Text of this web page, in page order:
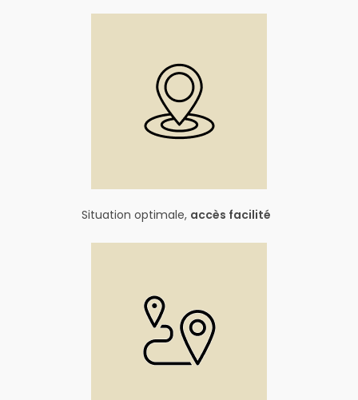
Situation optimale, accès facilité